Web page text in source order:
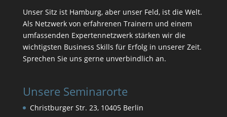
Unser Sitz ist Hamburg, aber unser Feld, ist die Welt.
Als Netzwerk von erfahrenen Trainern und einem
umfassenden Expertennetzwerk stärken wir die
wichtigsten Business Skills für Erfolg in unserer Zeit.
Sprechen Sie uns gerne unverbindlich an.
Unsere Seminarorte
Christburger Str. 23, 10405 Berlin